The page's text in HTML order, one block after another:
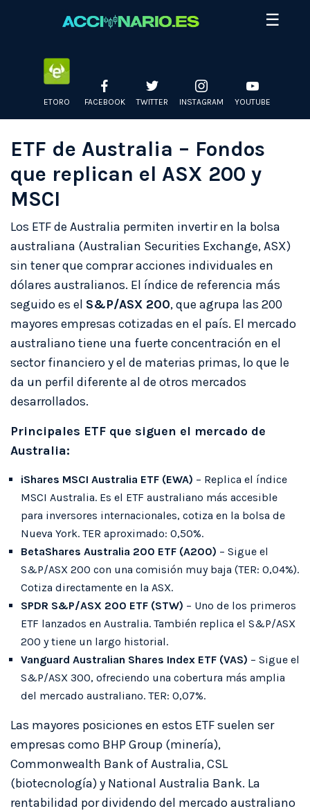
☰
ETORO FACEBOOK TWITTER INSTAGRAM YOUTUBE
ETF de Australia – Fondos
que replican el ASX 200 y
MSCI
Los ETF de Australia permiten invertir en la bolsa
australiana (Australian Securities Exchange, ASX)
sin tener que comprar acciones individuales en
dólares australianos. El índice de referencia más
seguido es el S&P/ASX 200, que agrupa las 200
mayores empresas cotizadas en el país. El mercado
australiano tiene una fuerte concentración en el
sector financiero y el de materias primas, lo que le
da un perfil diferente al de otros mercados
desarrollados.
Principales ETF que siguen el mercado de
Australia:
iShares MSCI Australia ETF (EWA) – Replica el índice
MSCI Australia. Es el ETF australiano más accesible
para inversores internacionales, cotiza en la bolsa de
Nueva York. TER aproximado: 0,50%.
BetaShares Australia 200 ETF (A200) – Sigue el
S&P/ASX 200 con una comisión muy baja (TER: 0,04%).
Cotiza directamente en la ASX.
SPDR S&P/ASX 200 ETF (STW) – Uno de los primeros
ETF lanzados en Australia. También replica el S&P/ASX
200 y tiene un largo historial.
Vanguard Australian Shares Index ETF (VAS) – Sigue el
S&P/ASX 300, ofreciendo una cobertura más amplia
del mercado australiano. TER: 0,07%.
Las mayores posiciones en estos ETF suelen ser
empresas como BHP Group (minería),
Commonwealth Bank of Australia, CSL
(biotecnología) y National Australia Bank. La
rentabilidad por dividendo del mercado australiano